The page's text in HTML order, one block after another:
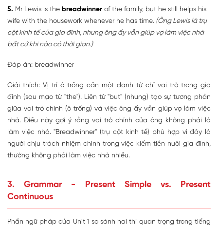
5. Mr Lewis is the breadwinner of the family, but he still helps his
wife with the housework whenever he has time. (Ông Lewis là trụ
cột kinh tế của gia đình, nhưng ông ấy vẫn giúp vợ làm việc nhà
bất cứ khi nào có thời gian.)
Đáp án: breadwinner
Giải thích: Vị trí ô trống cần một danh từ chỉ vai trò trong gia
đình (sau mạo từ "the"). Liên từ "but" (nhưng) tạo sự tương phản
giữa vai trò chính (ô trống) và việc ông ấy vẫn giúp vợ làm việc
nhà. Điều này gợi ý rằng vai trò chính của ông không phải là
làm việc nhà. "Breadwinner" (trụ cột kinh tế) phù hợp vì đây là
người chịu trách nhiệm chính trong việc kiếm tiền nuôi gia đình,
thường không phải làm việc nhà nhiều.
3. Grammar - Present Simple vs. Present
Continuous
Phần ngữ pháp của Unit 1 so sánh hai thì quan trọng trong tiếng